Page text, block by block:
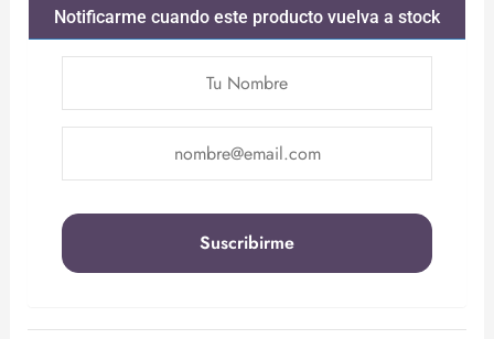
Notificarme cuando este producto vuelva a stock